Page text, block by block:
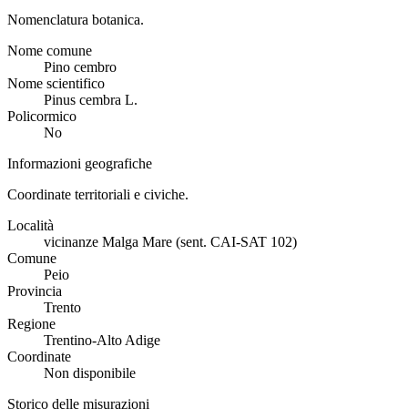
Nomenclatura botanica.
Nome comune
Pino cembro
Nome scientifico
Pinus cembra L.
Policormico
No
Informazioni geografiche
Coordinate territoriali e civiche.
Località
vicinanze Malga Mare (sent. CAI-SAT 102)
Comune
Peio
Provincia
Trento
Regione
Trentino-Alto Adige
Coordinate
Non disponibile
Storico delle misurazioni